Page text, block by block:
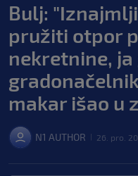
Bulj:
pružiti otpor
nekretnine, ja
makar išao u
N1 AUTHOR 26. pro.